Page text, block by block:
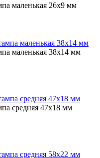
маленькая 26х9 мм
маленькая 38х14 мм
средняя 47х18 мм